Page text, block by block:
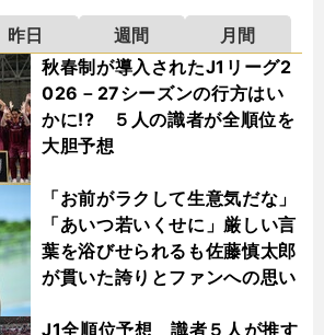
昨日 週間
月間
秋春制が導入されたJ1リーグ2
026－27シーズンの行方はい
かに!? ５人の識者が全順位を
大胆予想
「お前がラクして生意気だな」
「あいつ若いくせに」厳しい言
葉を浴びせられるも佐藤慎太郎
が貫いた誇りとファンへの思い
J1全順位予想 識者５人が推す